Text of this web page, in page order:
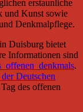
erstaunliche
und Kunst sowie
Denkmalpflege.
Duisburg bietet
Informationen sind
.
Deutschen
des offenen